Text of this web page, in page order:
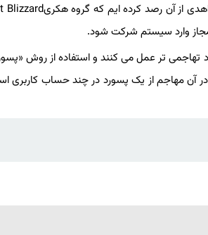
وارد سیستم شرکت شود.
تر عمل می کنند و استفاده از روش
در آن مهاجم از یک پسورد در چند حساب کاربری